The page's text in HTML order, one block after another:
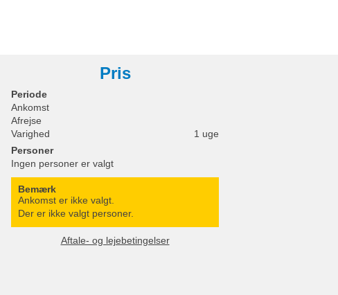
Pris
Periode
Ankomst
Afrejse
Varighed
1 uge
Personer
Ingen personer er valgt
Bemærk
Ankomst er ikke valgt.
Der er ikke valgt personer.
Aftale- og lejebetingelser